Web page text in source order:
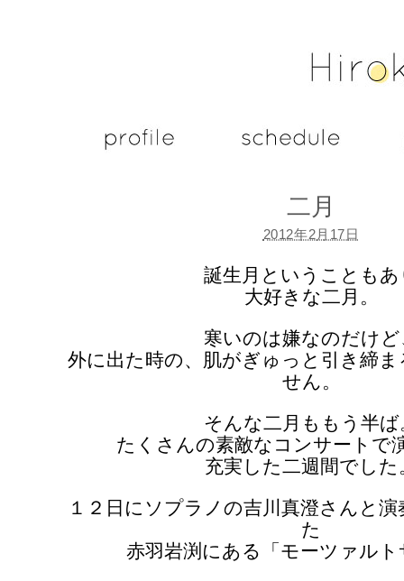
二月
2012年2月17日
誕生月ということもあ
大好きな二月。
寒いのは嫌なのだけど
外に出た時の、肌がぎゅっと引き締
せん。
そんな二月ももう半ば
たくさんの素敵なコンサートで
充実した二週間でした
１２日にソプラノの吉川真澄さんと
た
赤羽岩渕にある「モーツァル